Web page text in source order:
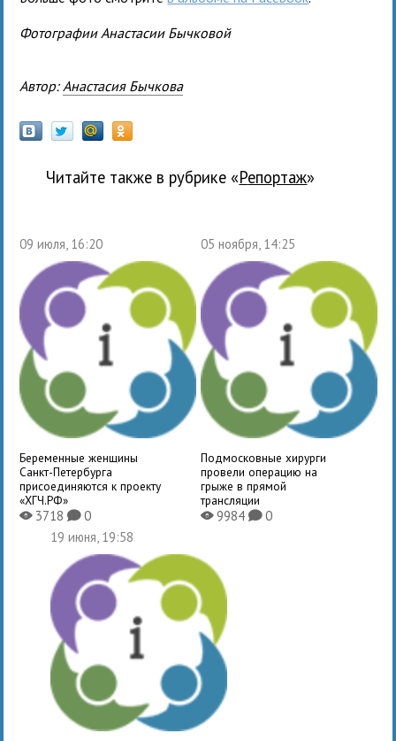
Фотографии Анастасии Бычковой
Автор: Анастасия Бычкова
Читайте также в рубрике « Репортаж»
09 июля, 16:20
Беременные женщины
Санкт-Петербурга
присоединяются к проекту
«ХГЧ.РФ»
X3718K0
05 ноября, 14:25
Подмосковные хирурги
провели операцию на
грыже в прямой
трансляции
X9984 K0
19 июня, 19:58